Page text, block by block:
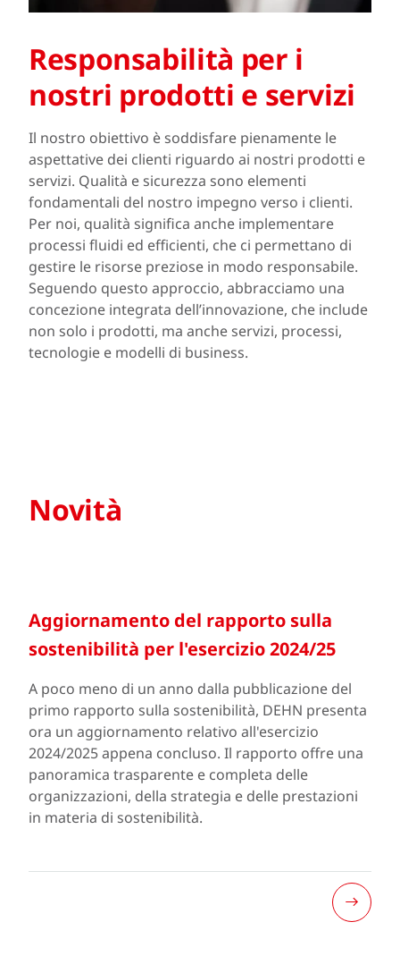
Responsabilità per i
nostri prodotti e servizi
Il nostro obiettivo è soddisfare pienamente le
aspettative dei clienti riguardo ai nostri prodotti e
servizi. Qualità e sicurezza sono elementi
fondamentali del nostro impegno verso i clienti.
Per noi, qualità significa anche implementare
processi fluidi ed efficienti, che ci permettano di
gestire le risorse preziose in modo responsabile.
Seguendo questo approccio, abbracciamo una
concezione integrata dell’innovazione, che include
non solo i prodotti, ma anche servizi, processi,
tecnologie e modelli di business.
Novità
Aggiornamento del rapporto sulla
sostenibilità per l'esercizio 2024/25
A poco meno di un anno dalla pubblicazione del
primo rapporto sulla sostenibilità, DEHN presenta
ora un aggiornamento relativo all'esercizio
2024/2025 appena concluso. Il rapporto offre una
panoramica trasparente e completa delle
organizzazioni, della strategia e delle prestazioni
in materia di sostenibilità.